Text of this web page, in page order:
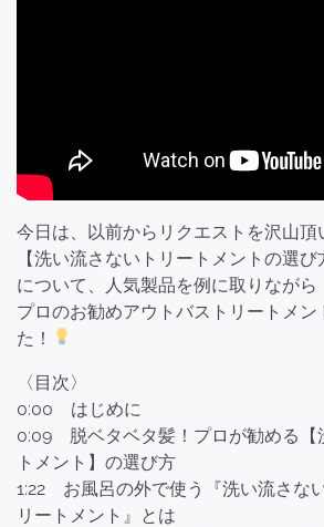
今日は、以前からリクエストを沢山頂
【洗い流さないトリートメントの選び
について、人気製品を例に取りながら
プロのお勧めアウトバストリートメン
た！
〈目次〉
0:00 はじめに
0:09 脱ベタベタ髪！プロが勧める【
トメント】の選び方
1:22 お風呂の外で使う『洗い流さな
リートメント』とは